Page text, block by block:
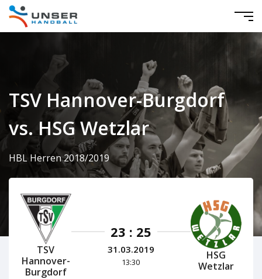
TSV Hannover-Burgdorf
vs. HSG Wetzlar
HBL Herren 2018/2019
TSV
Hannover-
Burgdorf
23 : 25
31.03.2019
13:30
HSG
Wetzlar